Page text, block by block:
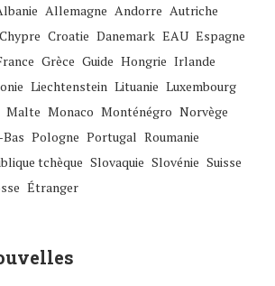
Allemagne Andorre Autriche
Chypre Croatie Danemark EAU Espagne
Grèce Guide Hongrie Irlande
Liechtenstein Lituanie Luxembourg
Malte Monaco Monténégro Norvège
Pologne Portugal Roumanie
tchèque Slovaquie Slovénie Suisse
Étranger